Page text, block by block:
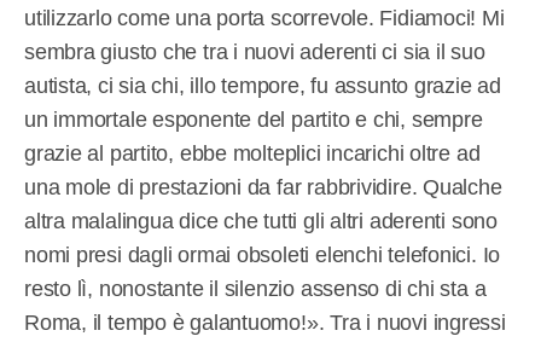
utilizzarlo come una porta scorrevole. Fidiamoci! Mi
sembra giusto che tra i nuovi aderenti ci sia il suo
autista, ci sia chi, illo tempore, fu assunto grazie ad
un immortale esponente del partito e chi, sempre
grazie al partito, ebbe molteplici incarichi oltre ad
una mole di prestazioni da far rabbrividire. Qualche
altra malalingua dice che tutti gli altri aderenti sono
nomi presi dagli ormai obsoleti elenchi telefonici. Io
resto lì, nonostante il silenzio assenso di chi sta a
Roma, il tempo è galantuomo!». Tra i nuovi ingressi